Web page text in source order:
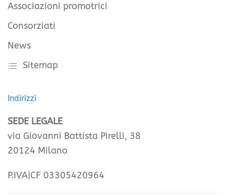
Associazioni promotrici
Consorziati
News
Sitemap
Indirizzi
SEDE LEGALE
via Giovanni Battista Pirelli, 38
20124 Milano
P.IVA|CF 03305420964